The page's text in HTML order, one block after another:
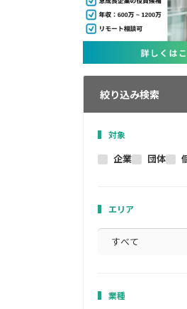
絞り込み検索
対象
企業 団体
エリア
業種